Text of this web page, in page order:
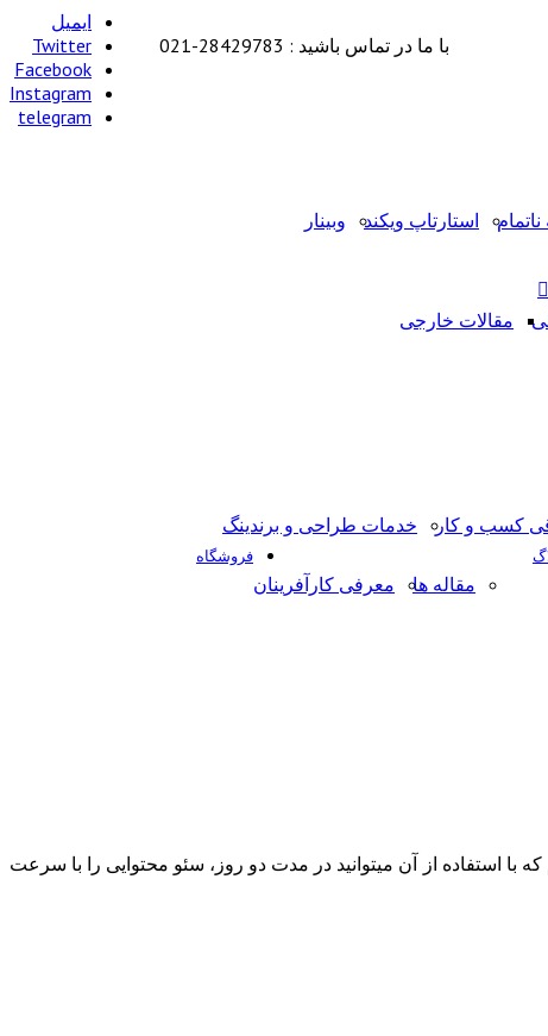
ایمیل
Twitter
Facebook
Instagram
telegram
با ما در تماس باشید : 28429783-021
استارتاپ ویکند
وبینار
مقالات خارجی
کسب و کار خدمات طراحی و برندینگ
مقاله ها معرفی کارآفرینان
فروشگاه
استفاده از آن می­توانید در مدت دو روز، سئو محتوایی را با سرعت